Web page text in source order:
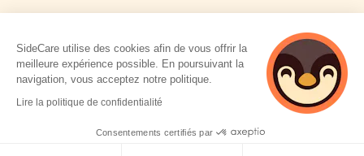
© 2026 SideCare. Tous droits réservés.
SideCare utilise des cookies afin de vous offrir la
meilleure expérience possible. En poursuivant la
navigation, vous acceptez notre politique.
Lire la politique de confidentialité
Consentements certifiés par